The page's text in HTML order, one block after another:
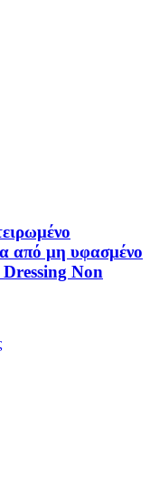
από μη υφασμένο
Non